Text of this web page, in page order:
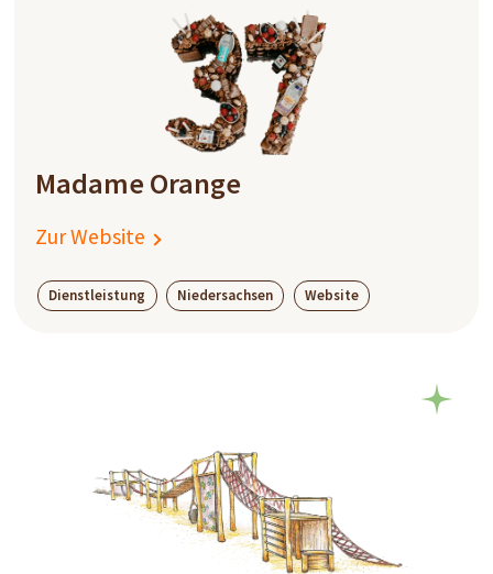
Madame Orange
Zur Website
Dienstleistung Niedersachsen Website